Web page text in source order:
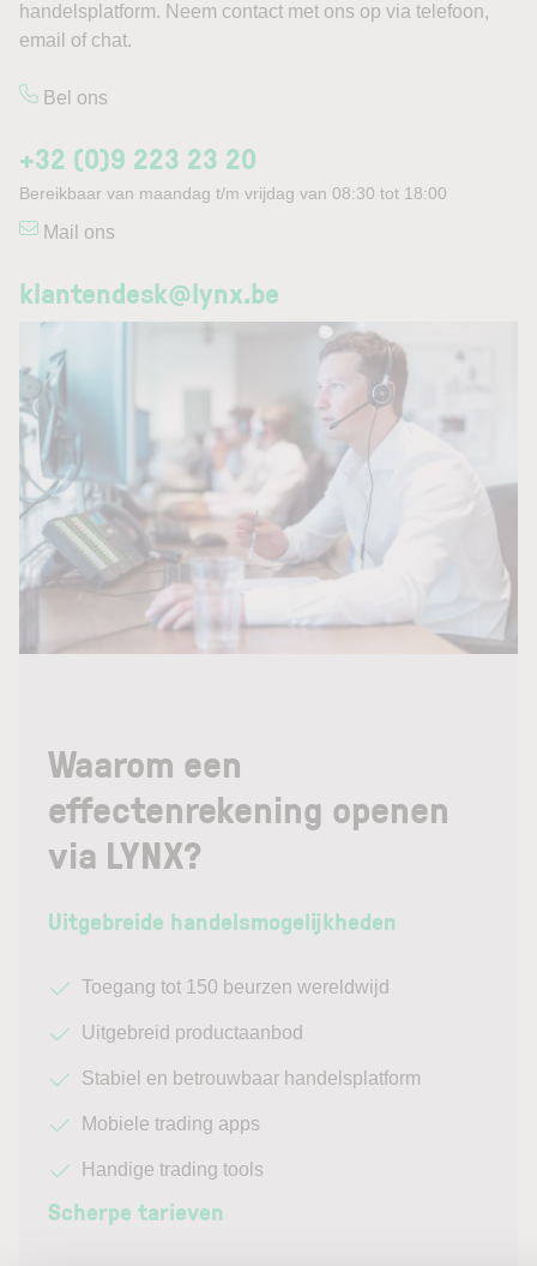
handelsplatform. Neem contact met ons op via telefoon,
email of chat.
Bel ons
+32 (0)9 223 23 20
Bereikbaar van maandag t/m vrijdag van 08:30 tot 18:00
Mail ons
klantendesk@lynx.be
Waarom een
effectenrekening openen
via LYNX?
Uitgebreide handelsmogelijkheden
Toegang tot 150 beurzen wereldwijd
Uitgebreid productaanbod
Stabiel en betrouwbaar handelsplatform
Mobiele trading apps
Handige trading tools
Scherpe tarieven